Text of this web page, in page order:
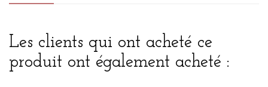
Les clients qui ont acheté ce
produit ont également acheté :